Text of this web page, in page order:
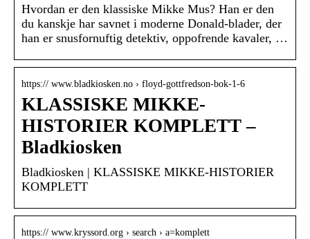
Hvordan er den klassiske Mikke Mus? Han er den
du kanskje har savnet i moderne Donald-blader, der
han er snusfornuftig detektiv, oppofrende kavaler, …
https:// www.bladkiosken.no › floyd-gottfredson-bok-1-6
KLASSISKE MIKKE-
HISTORIER KOMPLETT –
Bladkiosken
Bladkiosken | KLASSISKE MIKKE-HISTORIER
KOMPLETT
https:// www.kryssord.org › search › a=komplett